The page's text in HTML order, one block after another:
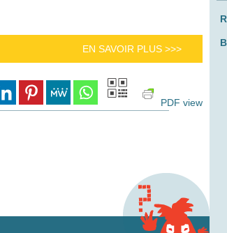
EN SAVOIR PLUS >>>
PDF view